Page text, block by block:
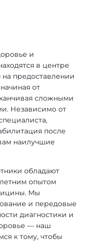
и
в центре
предоставлении
от
сложными
Независимо от
после
наилучшие
обладают
опытом
Мы
и передовые
диагностики и
— наш
к тому, чтобы